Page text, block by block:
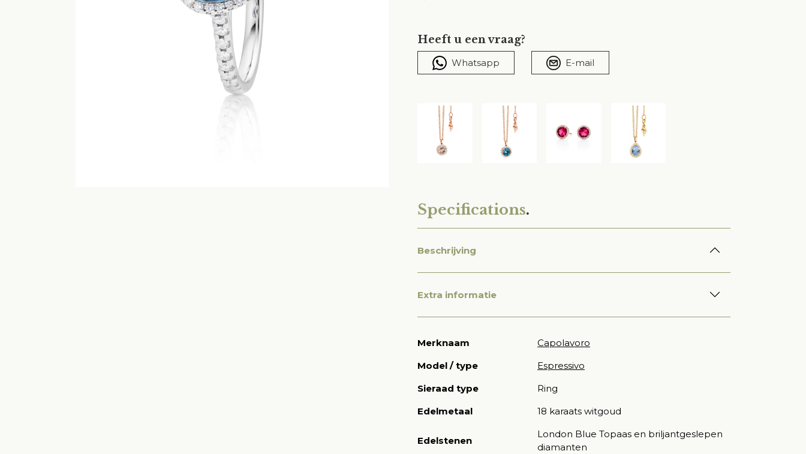
Heeft u een vraag?
Whatsapp E-mail
Specifications.
Beschrijving
Extra informatie
Merknaam
Capolavoro
Model / type
Espressivo
Sieraad type
Ring
Edelmetaal
18 karaats witgoud
Edelstenen
London Blue Topaas en briljantgeslepen
diamanten